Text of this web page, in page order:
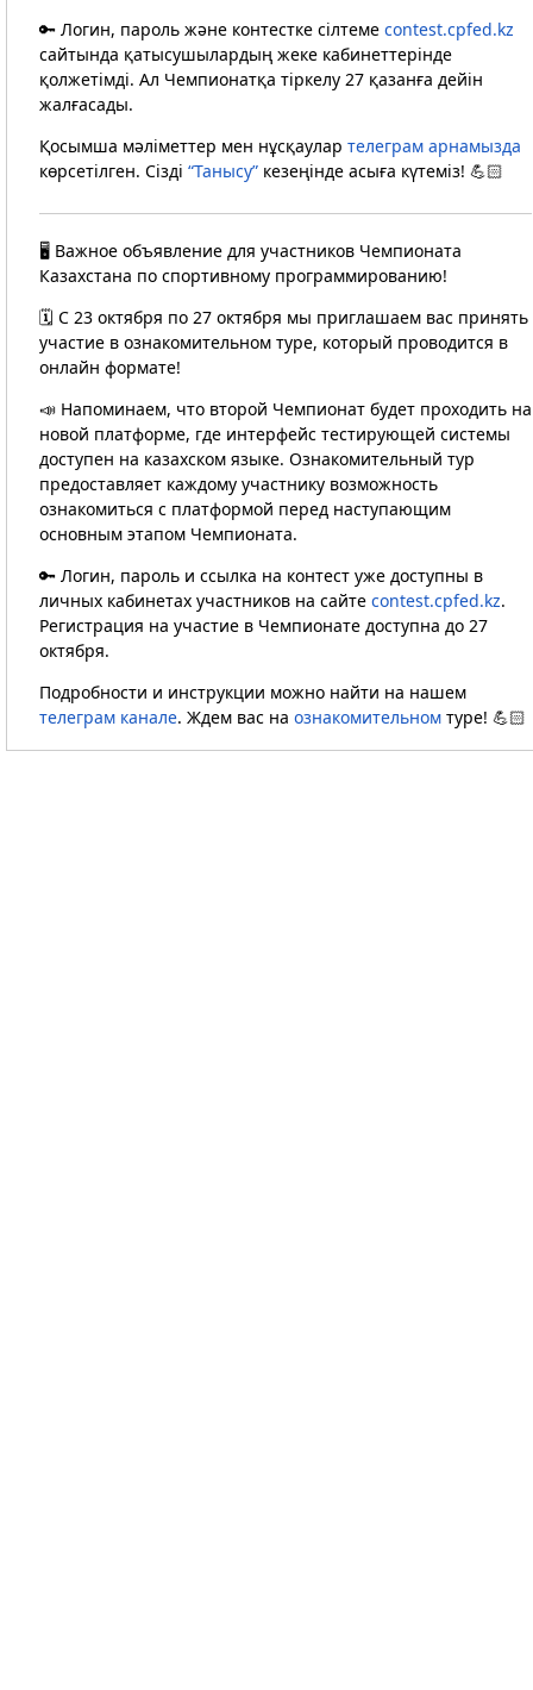
🔑 Логин, пароль және контестке сілтеме contest.cpfed.kz
сайтында қатысушылардың жеке кабинеттерінде
қолжетімді. Ал Чемпионатқа тіркелу 27 қазанға дейін
жалғасады.
Қосымша мәліметтер мен нұсқаулар телеграм арнамызда
көрсетілген. Сізді “Танысу”кезеңінде асыға күтеміз! 💪🏻
🖥️ Важное объявление для участников Чемпионата
Казахстана по спортивному программированию!
🗓 ️С 23 октября по 27 октября мы приглашаем вас принять
участие в ознакомительном туре, который проводится в
онлайн формате!
📣 Напоминаем, что второй Чемпионат будет проходить на
новой платформе, где интерфейс тестирующей системы
доступен на казахском языке. Ознакомительный тур
предоставляет каждому участнику возможность
ознакомиться с платформой перед наступающим
основным этапом Чемпионата.
🔑 Логин, пароль и ссылка на контест уже доступны в
личных кабинетах участников на сайте contest.cpfed.kz.
Регистрация на участие в Чемпионате доступна до 27
октября.
Подробности и инструкции можно найти на нашем
телеграм канале. Ждем вас на ознакомительномтуре! 💪🏻